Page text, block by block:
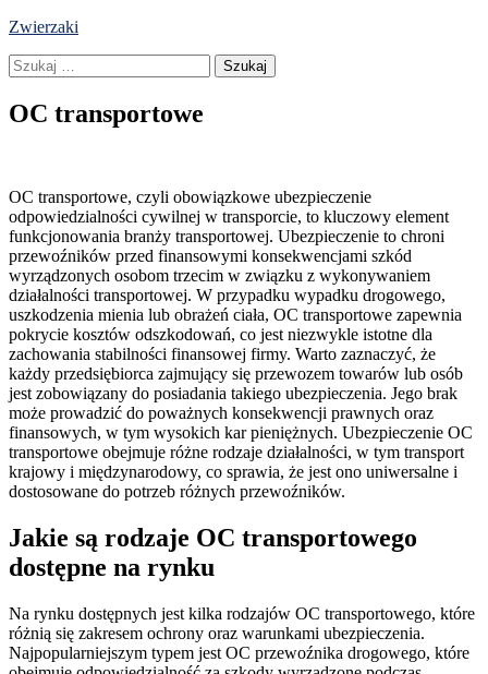
Skip
content
Zwierzaki
Szukaj:
OC transportowe
OC transportowe, czyli obowiązkowe ubezpieczenie
odpowiedzialności cywilnej w transporcie, to kluczowy element
funkcjonowania branży transportowej. Ubezpieczenie to chroni
przewoźników przed finansowymi konsekwencjami szkód
wyrządzonych osobom trzecim w związku z wykonywaniem
działalności transportowej. W przypadku wypadku drogowego,
uszkodzenia mienia lub obrażeń ciała, OC transportowe zapewnia
pokrycie kosztów odszkodowań, co jest niezwykle istotne dla
zachowania stabilności finansowej firmy. Warto zaznaczyć, że
każdy przedsiębiorca zajmujący się przewozem towarów lub osób
jest zobowiązany do posiadania takiego ubezpieczenia. Jego brak
może prowadzić do poważnych konsekwencji prawnych oraz
finansowych, w tym wysokich kar pieniężnych. Ubezpieczenie OC
transportowe obejmuje różne rodzaje działalności, w tym transport
krajowy i międzynarodowy, co sprawia, że jest ono uniwersalne i
dostosowane do potrzeb różnych przewoźników.
Jakie są rodzaje OC transportowego
dostępne na rynku
Na rynku dostępnych jest kilka rodzajów OC transportowego, które
różnią się zakresem ochrony oraz warunkami ubezpieczenia.
Najpopularniejszym typem jest OC przewoźnika drogowego, które